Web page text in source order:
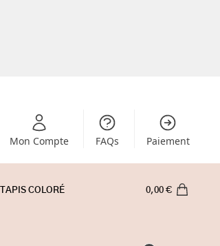
Mon Compte FAQs Paiement
TAPIS COLORÉ 0,00 €